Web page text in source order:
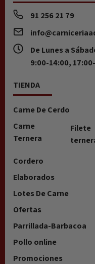
91 256 21 79
De Lunes a
9:00-14:00,
TIENDA
Carne De Cerdo
Carne
Ternera
Filete
Cordero
Elaborados
Lotes De Carne
Ofertas
Parrillada-Barbacoa
Pollo online
Promociones